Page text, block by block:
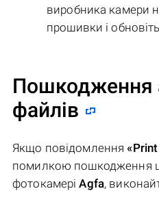
виробника камери
прошивки і обновіть
Пошкодження
файлів
Якщо повідомлення
помилкою пошкодження
фотокамеріAgfa,